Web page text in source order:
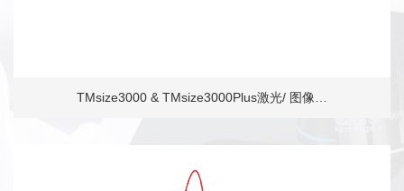
TMsize3000 & TMsize3000Plus激光/ 图像…